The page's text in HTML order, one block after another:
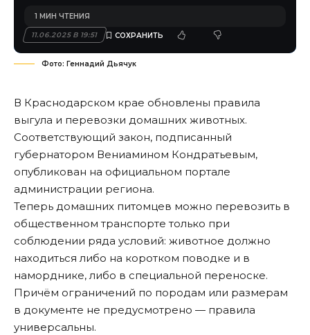
11.06.2025 В 19:51
1 МИН ЧТЕНИЯ
Фото: Геннадий Дьячук
В Краснодарском крае обновлены правила
выгула и перевозки домашних животных.
Соответствующий закон, подписанный
губернатором Вениамином Кондратьевым,
опубликован на официальном портале
администрации региона.
Теперь домашних питомцев можно перевозить в
общественном транспорте только при
соблюдении ряда условий: животное должно
находиться либо на коротком поводке и в
наморднике, либо в специальной переноске.
Причём ограничений по породам или размерам
в документе не предусмотрено — правила
универсальны.